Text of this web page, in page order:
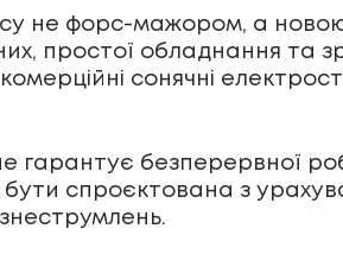
не форс-мажором, а
простої обладнання та
сонячні
гарантує безперервної
спроєктована з